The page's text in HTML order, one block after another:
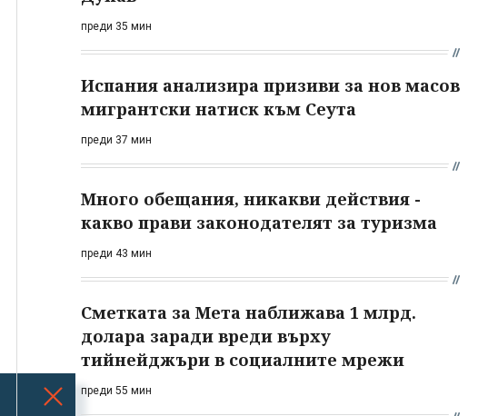
преди 35 мин
Испания анализира призиви за нов масов
мигрантски натиск към Сеута
преди 37 мин
Много обещания, никакви действия -
какво прави законодателят за туризма
преди 43 мин
Сметката за Мета наближава 1 млрд.
долара заради вреди върху
тийнейджъри в социалните мрежи
преди 55 мин